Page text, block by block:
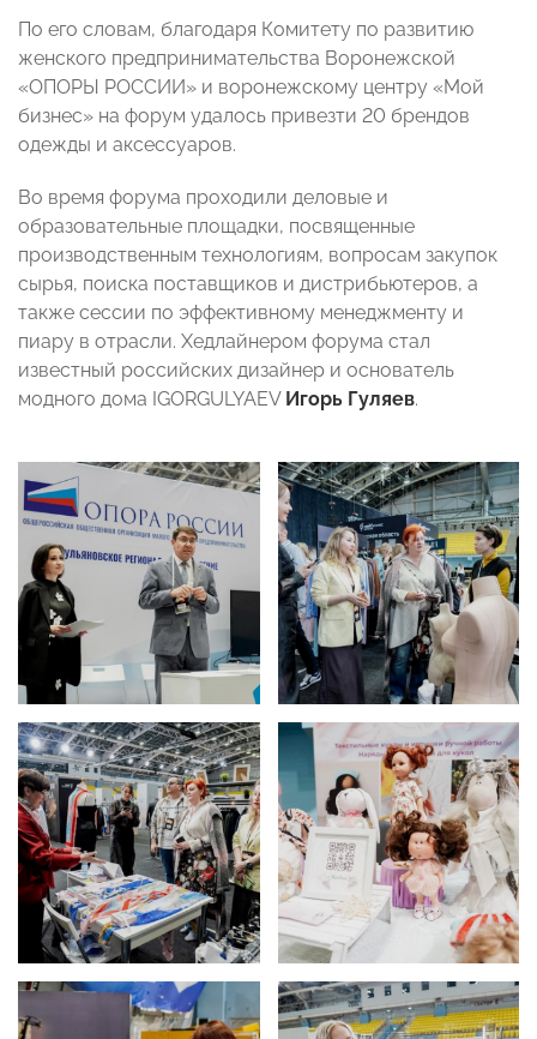
По его словам, благодаря Комитету по развитию
женского предпринимательства Воронежской
«ОПОРЫ РОССИИ» и воронежскому центру «Мой
бизнес» на форум удалось привезти 20 брендов
одежды и аксессуаров.
Во время форума проходили деловые и
образовательные площадки, посвященные
производственным технологиям, вопросам закупок
сырья, поиска поставщиков и дистрибьютеров, а
также сессии по эффективному менеджменту и
пиару в отрасли. Хедлайнером форума стал
известный российских дизайнер и основатель
модного дома IGORGULYAEV Игорь Гуляев.